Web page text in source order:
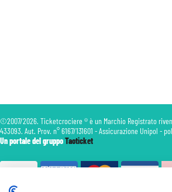
©2007/2026. Ticketcrociere ® è un Marchio Registrato
433093. Aut. Prov. n° 6167/131601 - Assicurazione Unipol -
Un portale del gruppoTaoticket